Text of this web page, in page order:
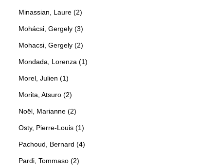
Minassian, Laure (2)
Mohácsi, Gergely (3)
Mohacsi, Gergely (2)
Mondada, Lorenza (1)
Morel, Julien (1)
Morita, Atsuro (2)
Noël, Marianne (2)
Osty, Pierre-Louis (1)
Pachoud, Bernard (4)
Pardi, Tommaso (2)